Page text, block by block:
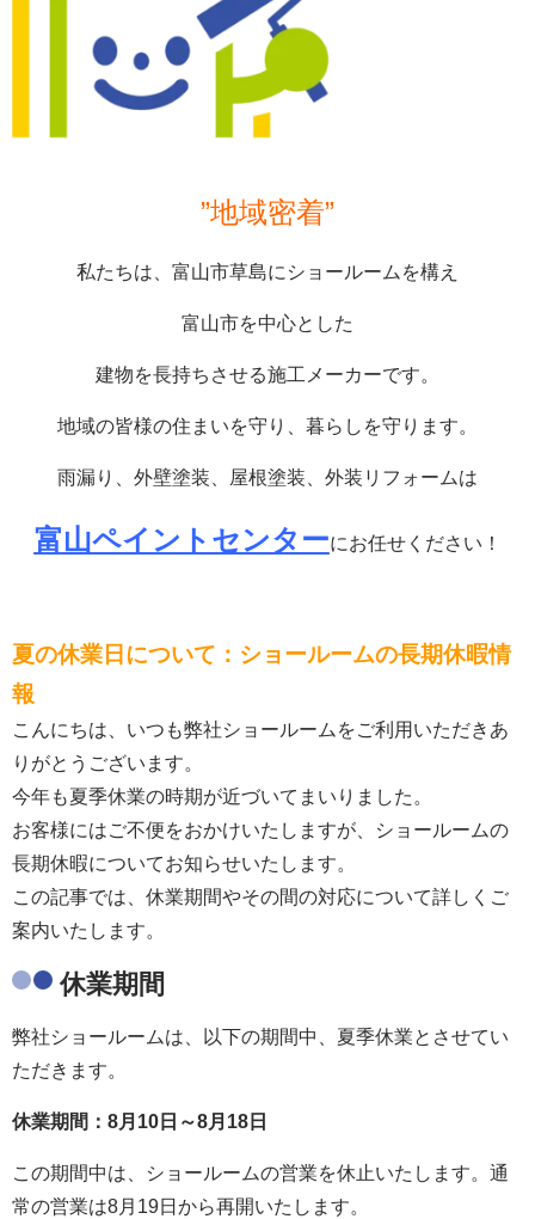
”地域密着”
私たちは、富山市草島にショールームを構え
富山市を中心とした
建物を長持ちさせる施工メーカーです。
地域の皆様の住まいを守り、暮らしを守ります。
雨漏り、外壁塗装、屋根塗装、外装リフォームは
富山ペイントセンターにお任せください！
夏の休業日について：ショールームの長期休暇情
報
こんにちは、いつも弊社ショールームをご利用いただきあ
りがとうございます。
今年も夏季休業の時期が近づいてまいりました。
お客様にはご不便をおかけいたしますが、ショールームの
長期休暇についてお知らせいたします。
この記事では、休業期間やその間の対応について詳しくご
案内いたします。
休業期間
弊社ショールームは、以下の期間中、夏季休業とさせてい
ただきます。
休業期間：8月10日～8月18日
この期間中は、ショールームの営業を休止いたします。通
常の営業は8月19日から再開いたします。